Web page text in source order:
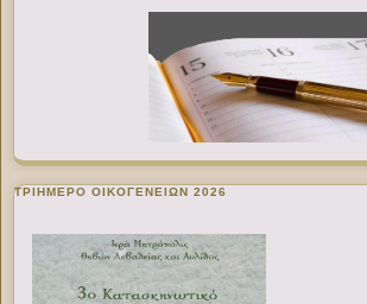
ΤΡΙΗΜΕΡΟ ΟΙΚΟΓΕΝΕΙΩΝ 2026